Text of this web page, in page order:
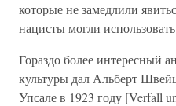
которые не замедлили
нацисты могли
Гораздо более интересный
культуры дал Альберт
Упсале в 1923 году [Verfall